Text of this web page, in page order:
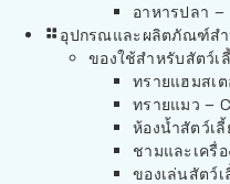
อาหารปลา –
อุปกรณและผลิตภัณฑ์สำ
ของใช้สำหรับสัตว์เ
ทรายแฮมสเ
ทรายแมว –
ห้องน้ำสัตว์เ
ชามและเครื่
ของเล่นสัตว์เ